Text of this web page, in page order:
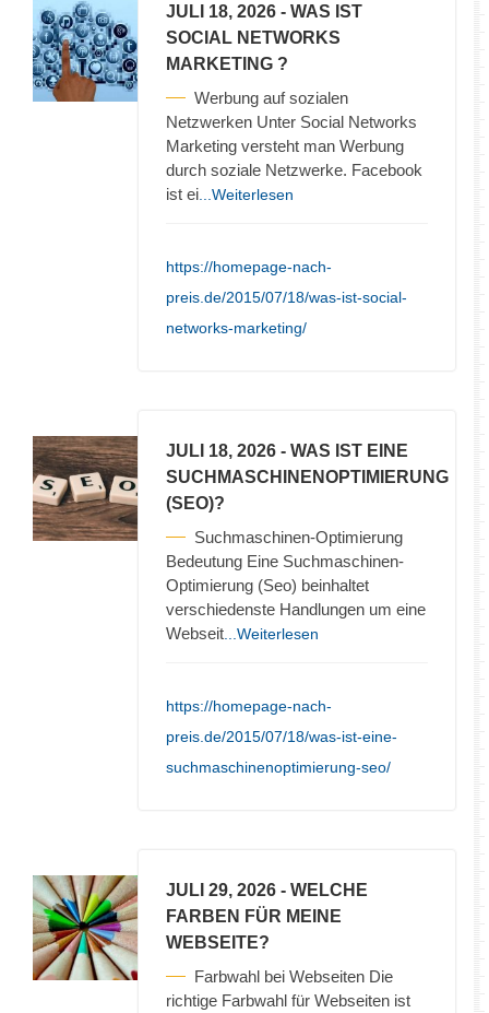
JULI 18, 2026 - WAS IST
SOCIAL NETWORKS
MARKETING ?
Werbung auf sozialen
Netzwerken Unter Social Networks
Marketing versteht man Werbung
durch soziale Netzwerke. Facebook
ist ei ...Weiterlesen
https://homepage-nach-
preis.de/2015/07/18/was-ist-social-
networks-marketing/
JULI 18, 2026 - WAS IST EINE
SUCHMASCHINENOPTIMIERUNG
(SEO)?
Suchmaschinen-Optimierung
Bedeutung Eine Suchmaschinen-
Optimierung (Seo) beinhaltet
verschiedenste Handlungen um eine
Webseit ...Weiterlesen
https://homepage-nach-
preis.de/2015/07/18/was-ist-eine-
suchmaschinenoptimierung-seo/
JULI 29, 2026 - WELCHE
FARBEN FÜR MEINE
WEBSEITE?
Farbwahl bei Webseiten Die
richtige Farbwahl für Webseiten ist